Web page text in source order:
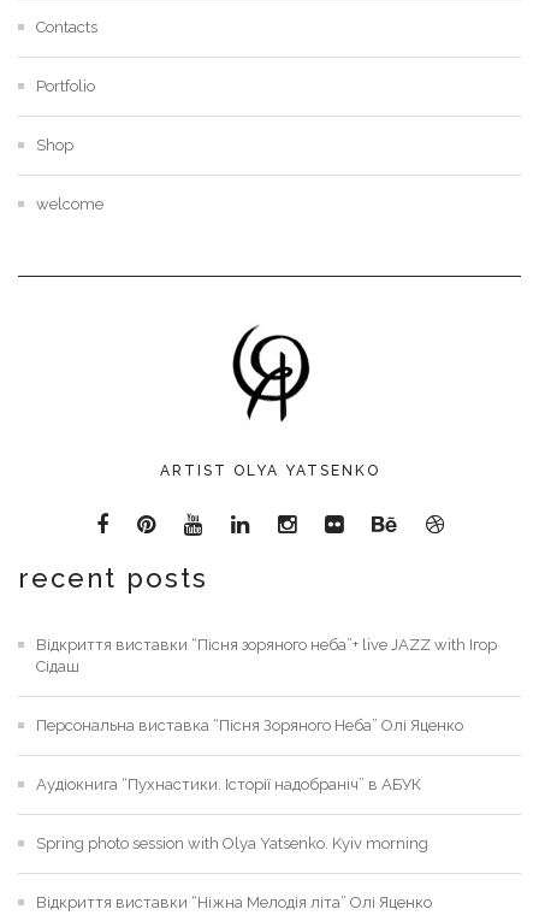
Contacts
Portfolio
Shop
welcome
ARTIST OLYA YATSENKO
recent posts
Відкриття виставки “Пісня зоряного неба”+ live JAZZ with Ігор
Сідаш
Персональна виставка “Пісня Зоряного Неба” Олі Яценко
Аудіокнига “Пухнастики. Історії надобраніч” в АБУК
Spring photo session with Olya Yatsenko. Kyiv morning
Відкриття виставки “Ніжна Мелодія літа” Олі Яценко